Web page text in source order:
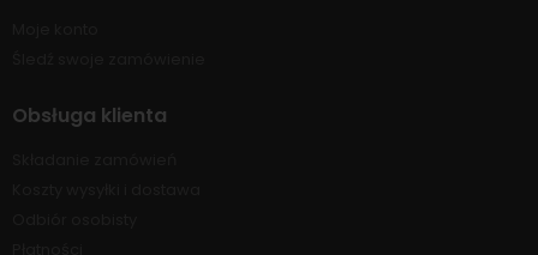
Obsługa klienta